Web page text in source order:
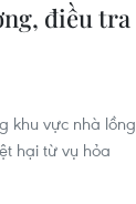
điều tra
khu vực nhà lồng
hại từ vụ hỏa